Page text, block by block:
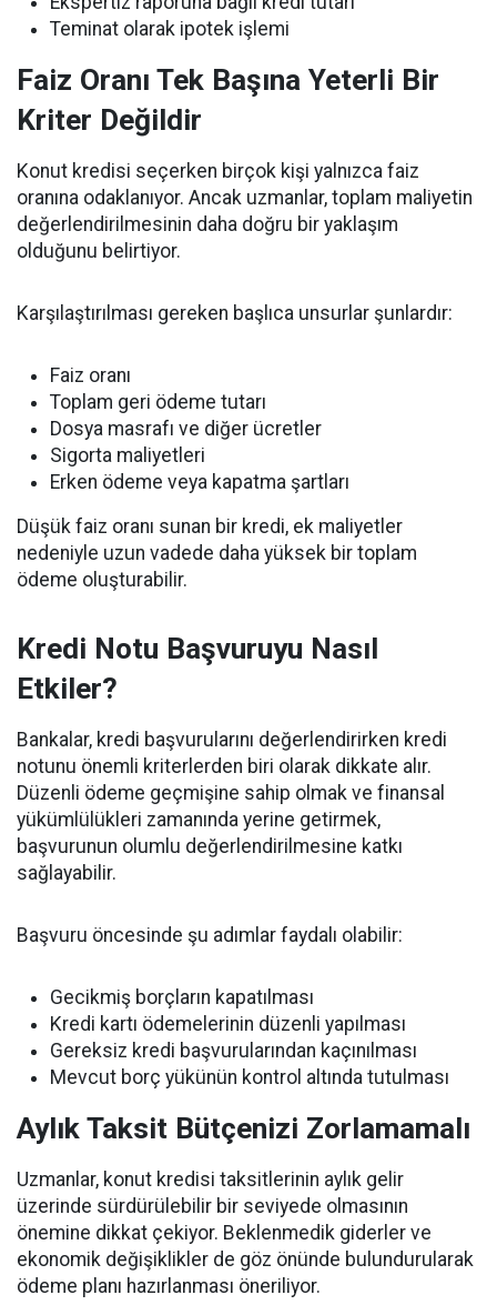
Teminat olarak ipotek işlemi
Faiz Oranı Tek Başına Yeterli Bir
Kriter Değildir
Konut kredisi seçerken birçok kişi yalnızca faiz
oranına odaklanıyor. Ancak uzmanlar, toplam maliyetin
değerlendirilmesinin daha doğru bir yaklaşım
olduğunu belirtiyor.
Karşılaştırılması gereken başlıca unsurlar şunlardır:
Faiz oranı
Toplam geri ödeme tutarı
Dosya masrafı ve diğer ücretler
Sigorta maliyetleri
Erken ödeme veya kapatma şartları
Düşük faiz oranı sunan bir kredi, ek maliyetler
nedeniyle uzun vadede daha yüksek bir toplam
ödeme oluşturabilir.
Kredi Notu Başvuruyu Nasıl
Etkiler?
Bankalar, kredi başvurularını değerlendirirken kredi
notunu önemli kriterlerden biri olarak dikkate alır.
Düzenli ödeme geçmişine sahip olmak ve finansal
yükümlülükleri zamanında yerine getirmek,
başvurunun olumlu değerlendirilmesine katkı
sağlayabilir.
Başvuru öncesinde şu adımlar faydalı olabilir:
Gecikmiş borçların kapatılması
Kredi kartı ödemelerinin düzenli yapılması
Gereksiz kredi başvurularından kaçınılması
Mevcut borç yükünün kontrol altında tutulması
Aylık Taksit Bütçenizi Zorlamamalı
Uzmanlar, konut kredisi taksitlerinin aylık gelir
üzerinde sürdürülebilir bir seviyede olmasının
önemine dikkat çekiyor. Beklenmedik giderler ve
ekonomik değişiklikler de göz önünde bulundurularak
ödeme planı hazırlanması öneriliyor.